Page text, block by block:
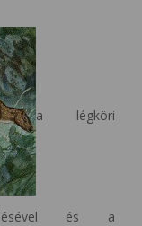
a légköri
és a